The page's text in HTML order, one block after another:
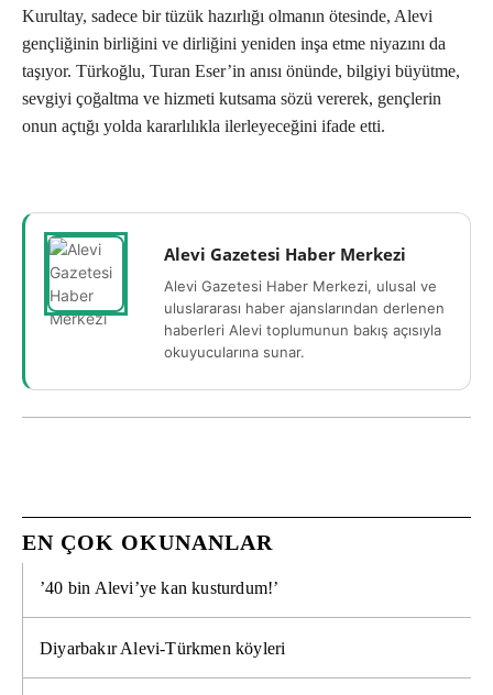
Kurultay, sadece bir tüzük hazırlığı olmanın ötesinde, Alevi
gençliğinin birliğini ve dirliğini yeniden inşa etme niyazını da
taşıyor. Türkoğlu, Turan Eser’in anısı önünde, bilgiyi büyütme,
sevgiyi çoğaltma ve hizmeti kutsama sözü vererek, gençlerin
onun açtığı yolda kararlılıkla ilerleyeceğini ifade etti.
Alevi Gazetesi Haber Merkezi
Alevi Gazetesi Haber Merkezi, ulusal ve
uluslararası haber ajanslarından derlenen
haberleri Alevi toplumunun bakış açısıyla
okuyucularına sunar.
EN ÇOK OKUNANLAR
’40 bin Alevi’ye kan kusturdum!’
Diyarbakır Alevi-Türkmen köyleri